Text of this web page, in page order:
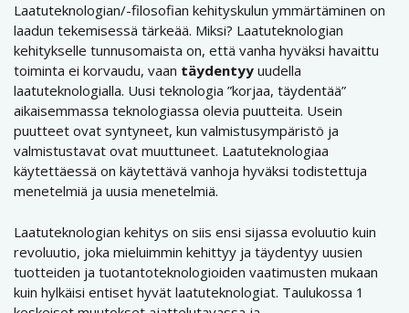
Laatuteknologian/-filosofian kehityskulun ymmärtäminen on
laadun tekemisessä tärkeää. Miksi? Laatuteknologian
kehitykselle tunnusomaista on, että vanha hyväksi havaittu
toiminta ei korvaudu, vaan täydentyy uudella
laatuteknologialla. Uusi teknologia ”korjaa, täydentää”
aikaisemmassa teknologiassa olevia puutteita. Usein
puutteet ovat syntyneet, kun valmistusympäristö ja
valmistustavat ovat muuttuneet. Laatuteknologiaa
käytettäessä on käytettävä vanhoja hyväksi todistettuja
menetelmiä ja uusia menetelmiä.
Laatuteknologian kehitys on siis ensi sijassa evoluutio kuin
revoluutio, joka mieluimmin kehittyy ja täydentyy uusien
tuotteiden ja tuotantoteknologioiden vaatimusten mukaan
kuin hylkäisi entiset hyvät laatuteknologiat. Taulukossa 1